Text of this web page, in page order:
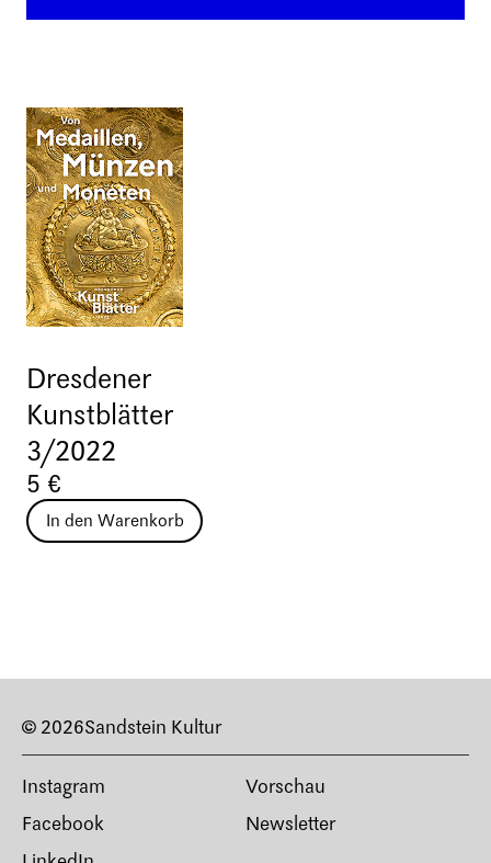
Dresdener
Kunstblätter
3/2022
5 €
In den Warenkorb
© 2026Sandstein Kultur
Instagram
Facebook
Vorschau
Newsletter